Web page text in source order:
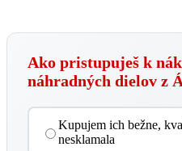
Ako pristupuješ k
náhradných dielov z
Kupujem ich bežne,
nesklamala